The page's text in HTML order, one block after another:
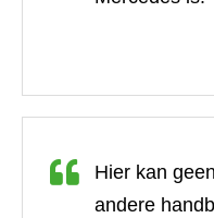
Hier kan
andere